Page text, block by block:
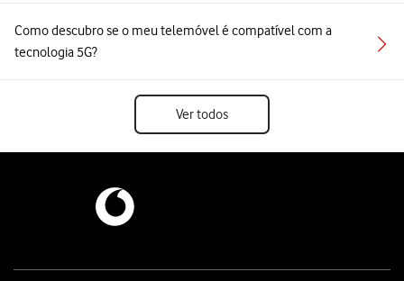
Como descubro se o meu telemóvel é compatível com a
tecnologia 5G?
Ver todos